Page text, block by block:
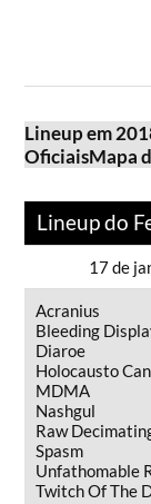
Lineup em
OficiaisMapa
Lineup do
17 de
Acranius
Bleeding
Diaroe
Holocausto
MDMA
Nashgul
Raw
Spasm
Unfathomable
Twitch Of The